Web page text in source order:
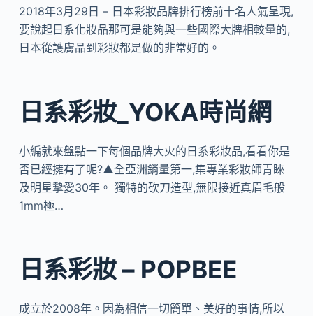
2018年3月29日 – 日本彩妝品牌排行榜前十名人氣呈現,
要說起日系化妝品那可是能夠與一些國際大牌相較量的,
日本從護膚品到彩妝都是做的非常好的。
日系彩妝_YOKA時尚網
小編就來盤點一下每個品牌大火的日系彩妝品,看看你是
否已經擁有了呢?▲全亞洲銷量第一,集專業彩妝師青睞
及明星摯愛30年。 獨特的砍刀造型,無限接近真眉毛般
1mm極…
日系彩妝 – POPBEE
成立於2008年。因為相信一切簡單、美好的事情,所以